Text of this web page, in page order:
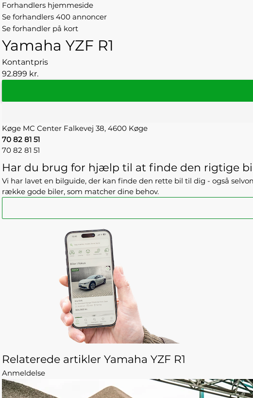
Forhandlers hjemmeside
Se forhandlers 400 annoncer
Se forhandler på kort
Yamaha YZF R1
Kontantpris
92.899 kr.
Køge MC Center Falkevej 38, 4600 Køge
70 82 81 51
70 82 81 51
Har du brug for hjælp til at finde den rigtige
Vi har lavet en bilguide, der kan finde den rette bil til dig - også
række gode biler, som matcher dine behov.
Relaterede artikler Yamaha YZF R1
Anmeldelse